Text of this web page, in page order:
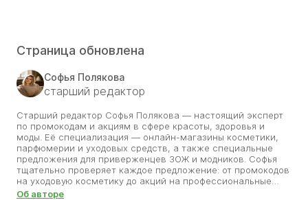
Страница обновлена
Софья Полякова
cтарший редактор
Старший редактор Софья Полякова — настоящий эксперт
по промокодам и акциям в сфере красоты, здоровья и
моды. Её специализация — онлайн-магазины косметики,
парфюмерии и уходовых средств, а также специальные
предложения для приверженцев ЗОЖ и модников. Софья
тщательно проверяет каждое предложение: от промокодов
на уходовую косметику до акций на профессиональные
процедуры. Она анализирует сезонные распродажи,
Об авторе